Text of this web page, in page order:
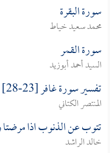
سورة البقرة
محمد سعيد خياط
سورة القمر
السيد أحمد أبوزيد
تفسير سورة غافر [23-28]
المنتصر الكتاني
تتوب عن الذنوب اذا
خالد الراشد